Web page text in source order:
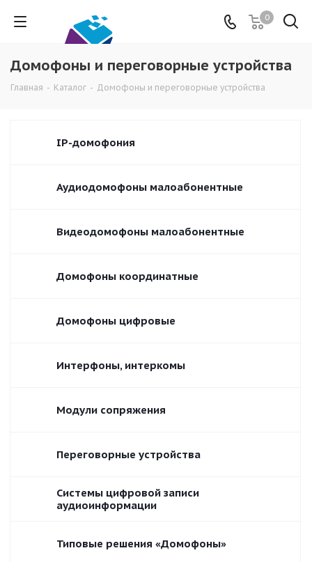
0
Домофоны и переговорные устройства
Главная - Каталог - Домофоны и переговорные устройства
IP-домофония
Аудиодомофоны малоабонентные
Видеодомофоны малоабонентные
Домофоны координатные
Домофоны цифровые
Интерфоны, интеркомы
Модули сопряжения
Переговорные устройства
Системы цифровой записи
аудиоинформации
Типовые решения «Домофоны»